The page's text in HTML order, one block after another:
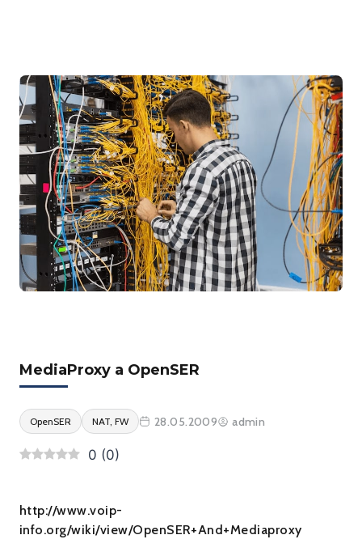
MediaProxy a OpenSER
OpenSER NAT, FW 28.05.2009 admin
0 (0)
http://www.voip-
info.org/wiki/view/OpenSER+And+Mediaproxy